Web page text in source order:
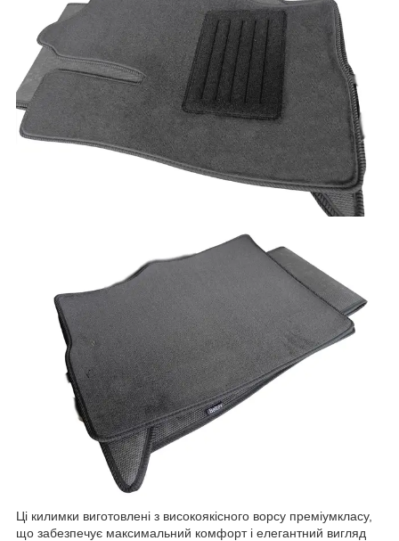
Ці килимки виготовлені з високоякісного ворсу преміумкласу,
що забезпечує максимальний комфорт і елегантний вигляд